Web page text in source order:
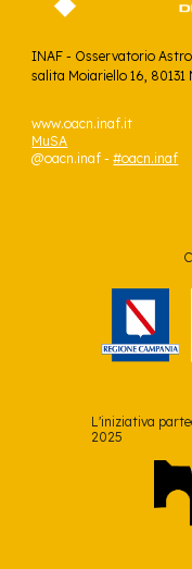
INAF - Osservatorio
salita Moiariello 16, 80131
www.oacn.inaf.it
MuSA
@oacn.inaf -#oacn.inaf
L'iniziativa
2025